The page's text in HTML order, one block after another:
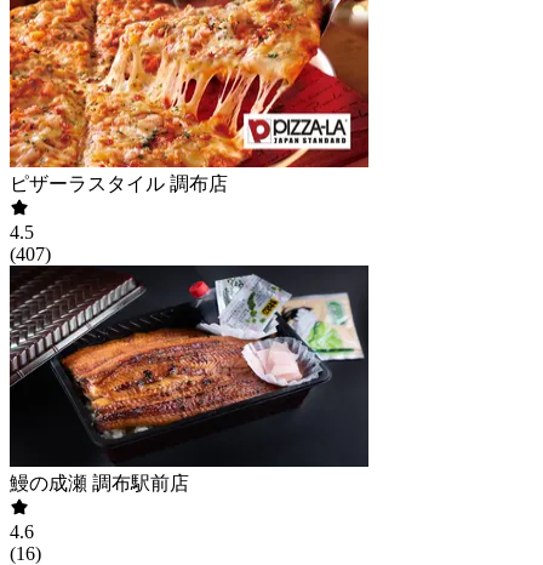
ピザーラスタイル 調布店
4.5
(407)
鰻の成瀬 調布駅前店
4.6
(16)